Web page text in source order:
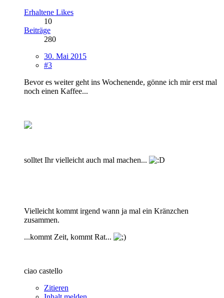
Erhaltene Likes
10
Beiträge
280
30. Mai 2015
#3
Bevor es weiter geht ins Wochenende, gönne ich mir erst mal
noch einen Kaffee...
solltet Ihr vielleicht auch mal machen...
Vielleicht kommt irgend wann ja mal ein Kränzchen
zusammen.
...kommt Zeit, kommt Rat...
ciao castello
Zitieren